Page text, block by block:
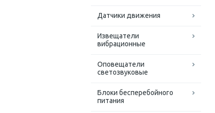
Датчики движения
Извещатели
вибрационные
Оповещатели
светозвуковые
Блоки бесперебойного
питания